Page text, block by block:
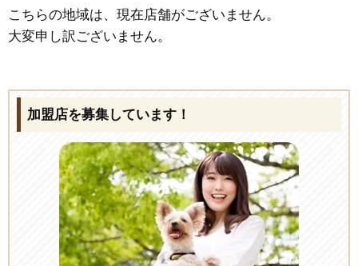
こちらの地域は、現在店舗がございません。
大変申し訳ございません。
加盟店を募集しています！